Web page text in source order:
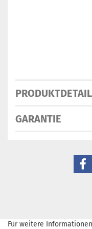
GARANTIE
Für weitere